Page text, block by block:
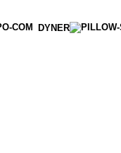
DYNER